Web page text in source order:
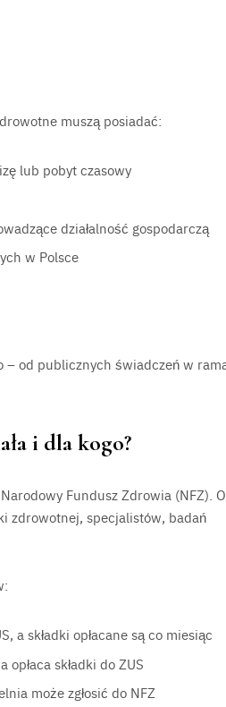
muszą posiadać:
lub pobyt czasowy
działalność gospodarczą
w Polsce
– od publicznych świadczeń w
i dla kogo?
Fundusz Zdrowia (NFZ).
zdrowotnej, specjalistów, badań
a składki opłacane są co miesiąc
składki do ZUS
może zgłosić do NFZ